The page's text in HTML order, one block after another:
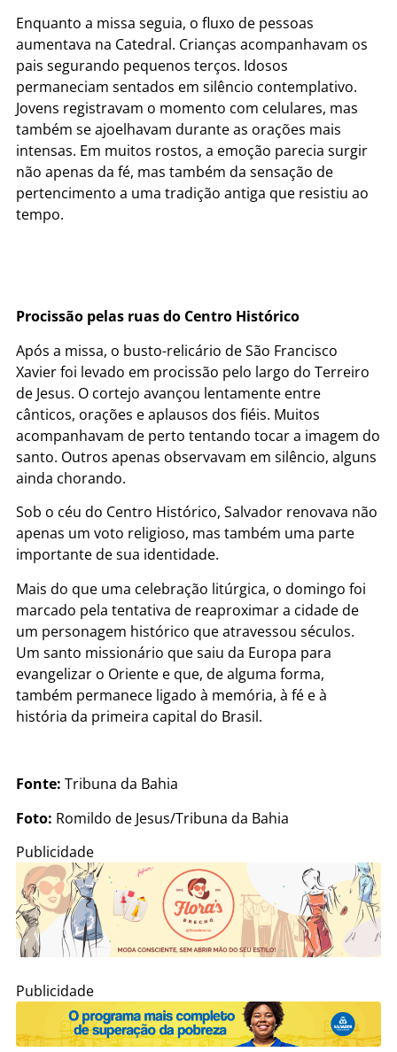
Enquanto a missa seguia, o fluxo de pessoas
aumentava na Catedral. Crianças acompanhavam os
pais segurando pequenos terços. Idosos
permaneciam sentados em silêncio contemplativo.
Jovens registravam o momento com celulares, mas
também se ajoelhavam durante as orações mais
intensas. Em muitos rostos, a emoção parecia surgir
não apenas da fé, mas também da sensação de
pertencimento a uma tradição antiga que resistiu ao
tempo.
Procissão pelas ruas do Centro Histórico
Após a missa, o busto-relicário de São Francisco
Xavier foi levado em procissão pelo largo do Terreiro
de Jesus. O cortejo avançou lentamente entre
cânticos, orações e aplausos dos fiéis. Muitos
acompanhavam de perto tentando tocar a imagem do
santo. Outros apenas observavam em silêncio, alguns
ainda chorando.
Sob o céu do Centro Histórico, Salvador renovava não
apenas um voto religioso, mas também uma parte
importante de sua identidade.
Mais do que uma celebração litúrgica, o domingo foi
marcado pela tentativa de reaproximar a cidade de
um personagem histórico que atravessou séculos.
Um santo missionário que saiu da Europa para
evangelizar o Oriente e que, de alguma forma,
também permanece ligado à memória, à fé e à
história da primeira capital do Brasil.
Fonte: Tribuna da Bahia
Foto: Romildo de Jesus/Tribuna da Bahia
Publicidade
Publicidade